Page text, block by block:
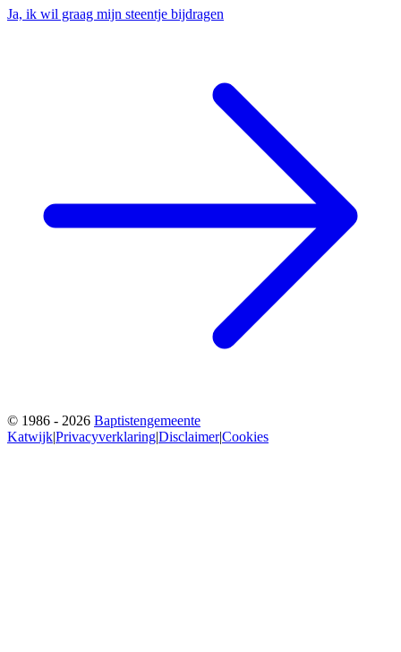
Ja, ik wil graag mijn steentje bijdragen
© 1986 - 2026 Baptistengemeente
Katwijk|Privacyverklaring|Disclaimer|Cookies